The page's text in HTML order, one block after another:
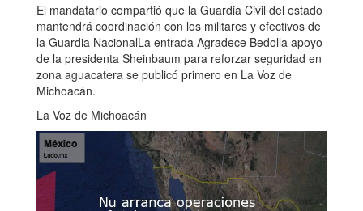
El mandatario compartió que la Guardia Civil del estado
mantendrá coordinación con los militares y efectivos de
la Guardia NacionalLa entrada Agradece Bedolla apoyo
de la presidenta Sheinbaum para reforzar seguridad en
zona aguacatera se publicó primero en La Voz de
Michoacán.
La Voz de Michoacán